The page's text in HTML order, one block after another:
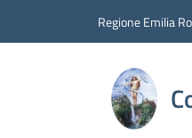
Regione Emilia